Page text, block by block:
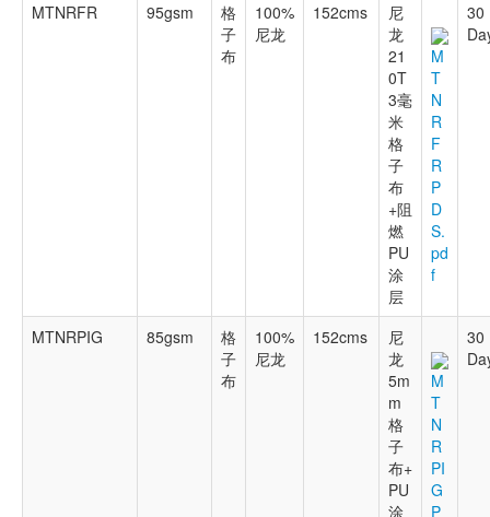
MTNRFR 95gsm
格
子
布
100%
尼龙
152cms
尼
龙
21
0T
3毫
米
格
子
布
+阻
燃
PU
涂
层
M
T
N
R
F
R
P
D
S.
pd
f
30
MTNRPIG 85gsm
格
子
布
100%
尼龙
152cms
尼
龙
5m
m
格
子
布+
PU
涂
M
T
N
R
PI
G
P
30